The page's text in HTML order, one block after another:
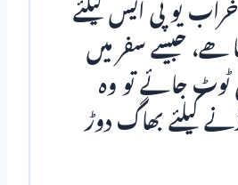
یو پی ایس کیلئے
ھے، جیسے سفر میں
ٹوٹ جائے تو وہ
کیلئے بھاگ دوڑ